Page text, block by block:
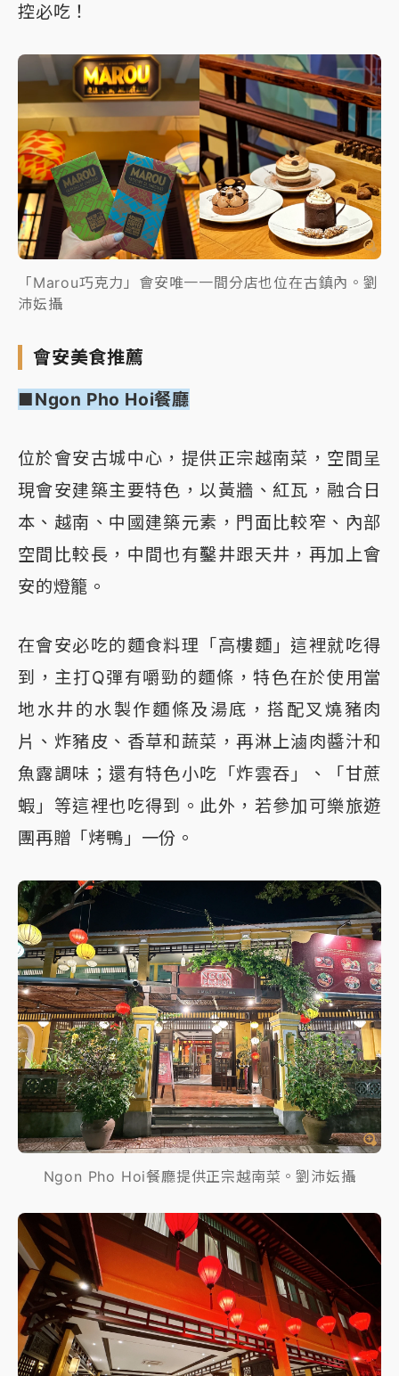
控必吃！
「Marou巧克力」會安唯一一間分店也位在古鎮內。劉
沛妘攝
會安美食推薦
■Ngon Pho Hoi餐廳
位於會安古城中心，提供正宗越南菜，空間呈
現會安建築主要特色，以黃牆、紅瓦，融合日
本、越南、中國建築元素，門面比較窄、內部
空間比較長，中間也有鑿井跟天井，再加上會
安的燈籠。
在會安必吃的麵食料理「高樓麵」這裡就吃得
到，主打Q彈有嚼勁的麵條，特色在於使用當
地水井的水製作麵條及湯底，搭配叉燒豬肉
片、炸豬皮、香草和蔬菜，再淋上滷肉醬汁和
魚露調味；還有特色小吃「炸雲吞」、「甘蔗
蝦」等這裡也吃得到。此外，若參加可樂旅遊
團再贈「烤鴨」一份。
Ngon Pho Hoi餐廳提供正宗越南菜。劉沛妘攝